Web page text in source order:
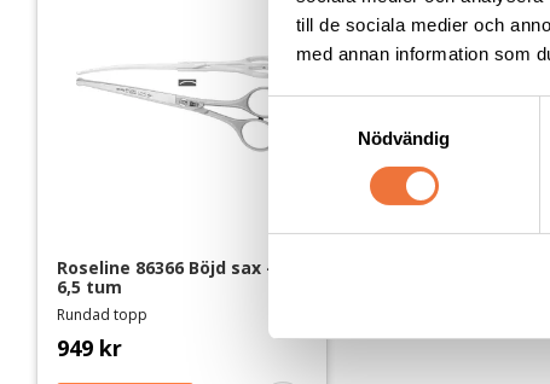
till de sociala medier och
med annan information som
s
Nödvändig
Roseline 86366 Böjd sax -
6,5 tum
Rundad topp
949 kr